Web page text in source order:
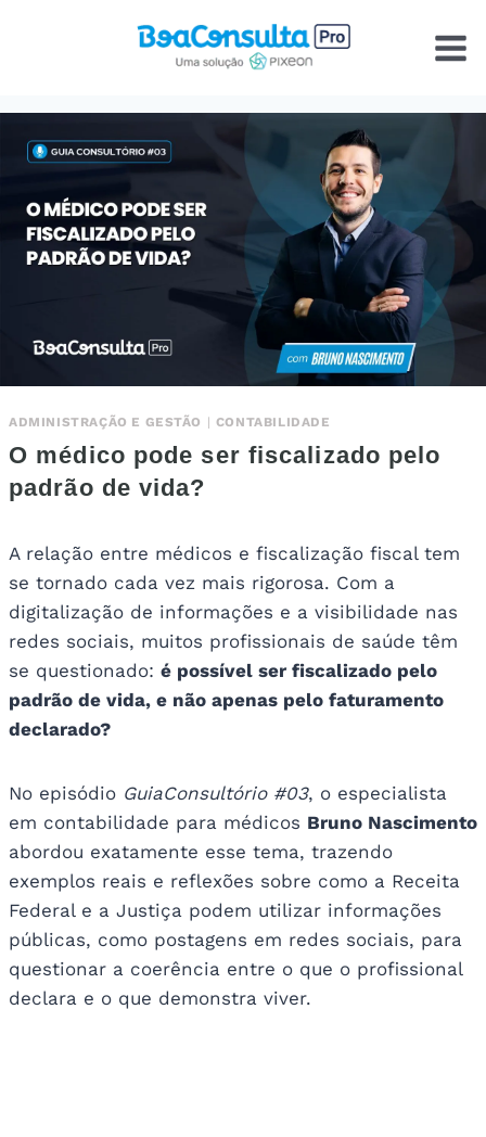
ADMINISTRAÇÃO E GESTÃO CONTABILIDADE
O médico pode ser fiscalizado pelo
padrão de vida?
A relação entre médicos e fiscalização fiscal tem
se tornado cada vez mais rigorosa. Com a
digitalização de informações e a visibilidade nas
redes sociais, muitos profissionais de saúde têm
se questionado: é possível ser fiscalizado pelo
padrão de vida, e não apenas pelo faturamento
declarado?
No episódio GuiaConsultório #03, o especialista
em contabilidade para médicos Bruno Nascimento
abordou exatamente esse tema, trazendo
exemplos reais e reflexões sobre como a Receita
Federal e a Justiça podem utilizar informações
públicas, como postagens em redes sociais, para
questionar a coerência entre o que o profissional
declara e o que demonstra viver.